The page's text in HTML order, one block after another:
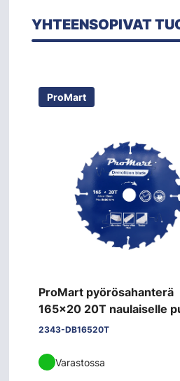
YHTEENSOPIVAT
ProMart
ProMart pyörösahanterä
165x20 20T naulaiselle
purkuterä
2343-DB16520T
Varastossa